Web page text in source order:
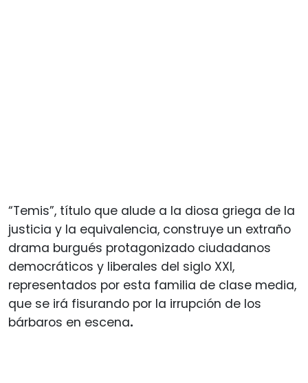
“Temis”, título que alude a la diosa griega de la
justicia y la equivalencia, construye un extraño
drama burgués protagonizado ciudadanos
democráticos y liberales del siglo XXI,
representados por esta familia de clase media,
que se irá fisurando por la irrupción de los
bárbaros en escena.